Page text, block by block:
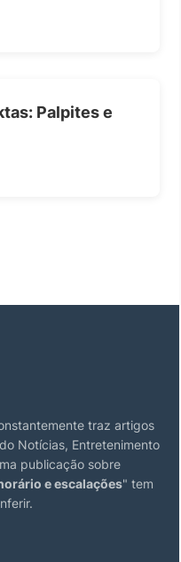
Palpites e
traz artigos
Notícias, Entretenimento
publicação sobre
e escalações" tem